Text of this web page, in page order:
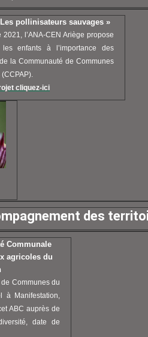
pollinisateurs sauvages »
l’ANA-CEN Ariège propose
enfants à l’importance des
la Communauté de Communes
cliquez-ici
des
Communale
agricoles du
Communes du
à Manifestation,
ABC auprès de
date de